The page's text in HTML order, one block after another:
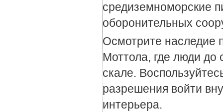
средиземноморские
оборонительных
Осмотрите наследие
Моттола, где люди до
скале.
разрешения войти
интерьера.